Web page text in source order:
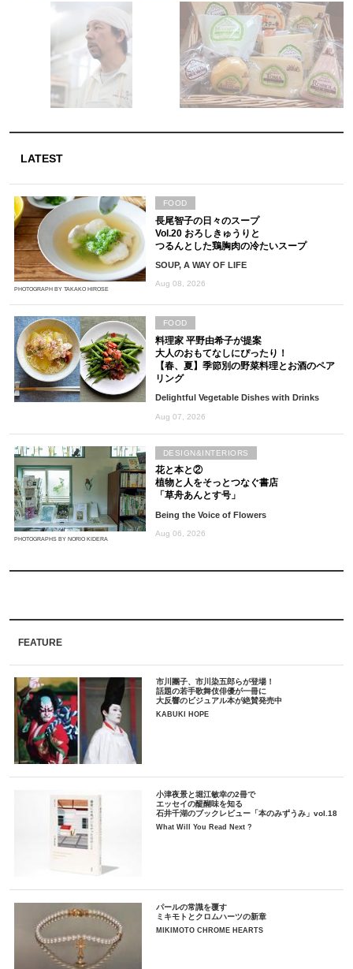
LATEST
PHOTOGRAPH BY TAKAKO HIROSE
長尾智子の日々のスープ
Vol.20 おろしきゅうりと
つるんとした鶏胸肉の冷たいスープ
SOUP, A WAY OF LIFE
Aug 08, 2026
FOOD
料理家 平野由希子が提案
大人のおもてなしにぴったり！
【春、夏】季節別の野菜料理とお酒のペア
リング
Delightful Vegetable Dishes with Drinks
Aug 07, 2026
FOOD
PHOTOGRAPHS BY NORIO KIDERA
花と本と②
植物と人をそっとつなぐ書店
「草舟あんとす号」
Being the Voice of Flowers
Aug 06, 2026
DESIGN&INTERIORS
FEATURE
市川團子、市川染五郎らが登場！
話題の若手歌舞伎俳優が一冊に
大反響のビジュアル本が絶賛発売中
KABUKI HOPE
小津夜景と堀江敏幸の2冊で
エッセイの醍醐味を知る
石井千湖のブックレビュー「本のみずうみ」vol.18
What Will You Read Next ?
パールの常識を覆す
ミキモトとクロムハーツの新章
MIKIMOTO CHROME HEARTS